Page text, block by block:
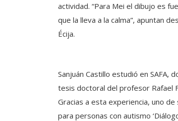
actividad. “Para Mei el dibujo es
que la lleva a la calma”, apuntan
Écija.
Sanjuán Castillo estudió en
tesis doctoral del profesor Rafael
Gracias a esta experiencia, uno
para personas con autismo